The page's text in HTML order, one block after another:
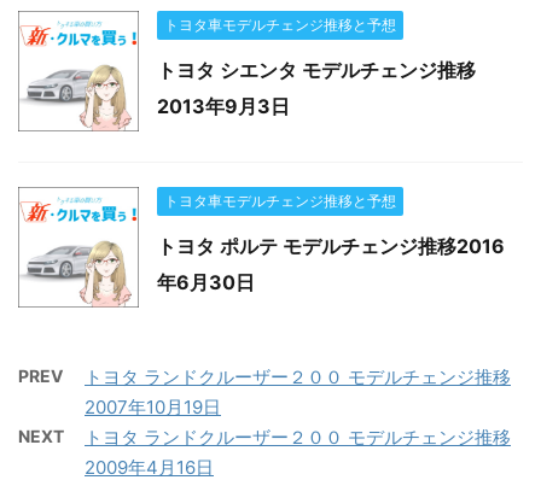
トヨタ車モデルチェンジ推移と予想
トヨタ シエンタ モデルチェンジ推移
2013年9月3日
トヨタ車モデルチェンジ推移と予想
トヨタ ポルテ モデルチェンジ推移2016
年6月30日
PREV
トヨタ ランドクルーザー２００ モデルチェンジ推移
2007年10月19日
NEXT
トヨタ ランドクルーザー２００ モデルチェンジ推移
2009年4月16日